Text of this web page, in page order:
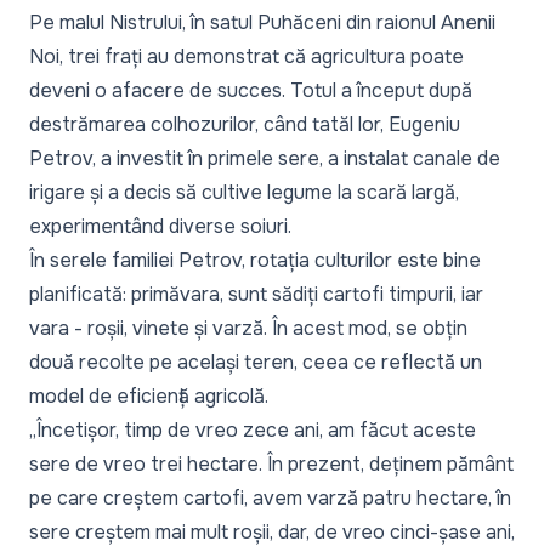
Pe malul Nistrului, în satul Puhăceni din raionul Anenii
Noi, trei frați au demonstrat că agricultura poate
deveni o afacere de succes. Totul a început după
destrămarea colhozurilor, când tatăl lor, Eugeniu
Petrov, a investit în primele sere, a instalat canale de
irigare și a decis să cultive legume la scară largă,
experimentând diverse soiuri.
În serele familiei Petrov, rotația culturilor este bine
planificată: primăvara, sunt sădiți cartofi timpurii, iar
vara - roșii, vinete și varză. În acest mod, se obțin
două recolte pe același teren, ceea ce reflectă un
model de eficiență agricolă.
„Încetișor, timp de vreo zece ani, am făcut aceste
sere de vreo trei hectare. În prezent, deținem pământ
pe care creștem cartofi, avem varză patru hectare, în
sere creștem mai mult roșii, dar, de vreo cinci-șase ani,